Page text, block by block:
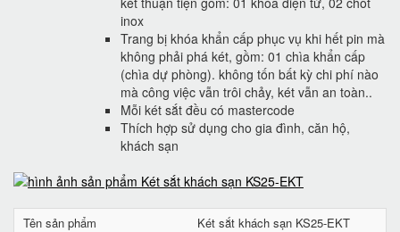
inox
Trang bị khóa khẩn cấp phục vụ khi hết pin mà
không phải phá két, gồm: 01 chìa khẩn cấp
(chìa dự phòng). không tốn bất kỳ chi phí nào
mà công việc vẫn trôi chảy, két vẫn an toàn..
Mỗi két sắt đều có mastercode
Thích hợp sử dụng cho gia đình, căn hộ,
khách sạn
Tên sản phẩm
Két sắt khách sạn KS25-EKT